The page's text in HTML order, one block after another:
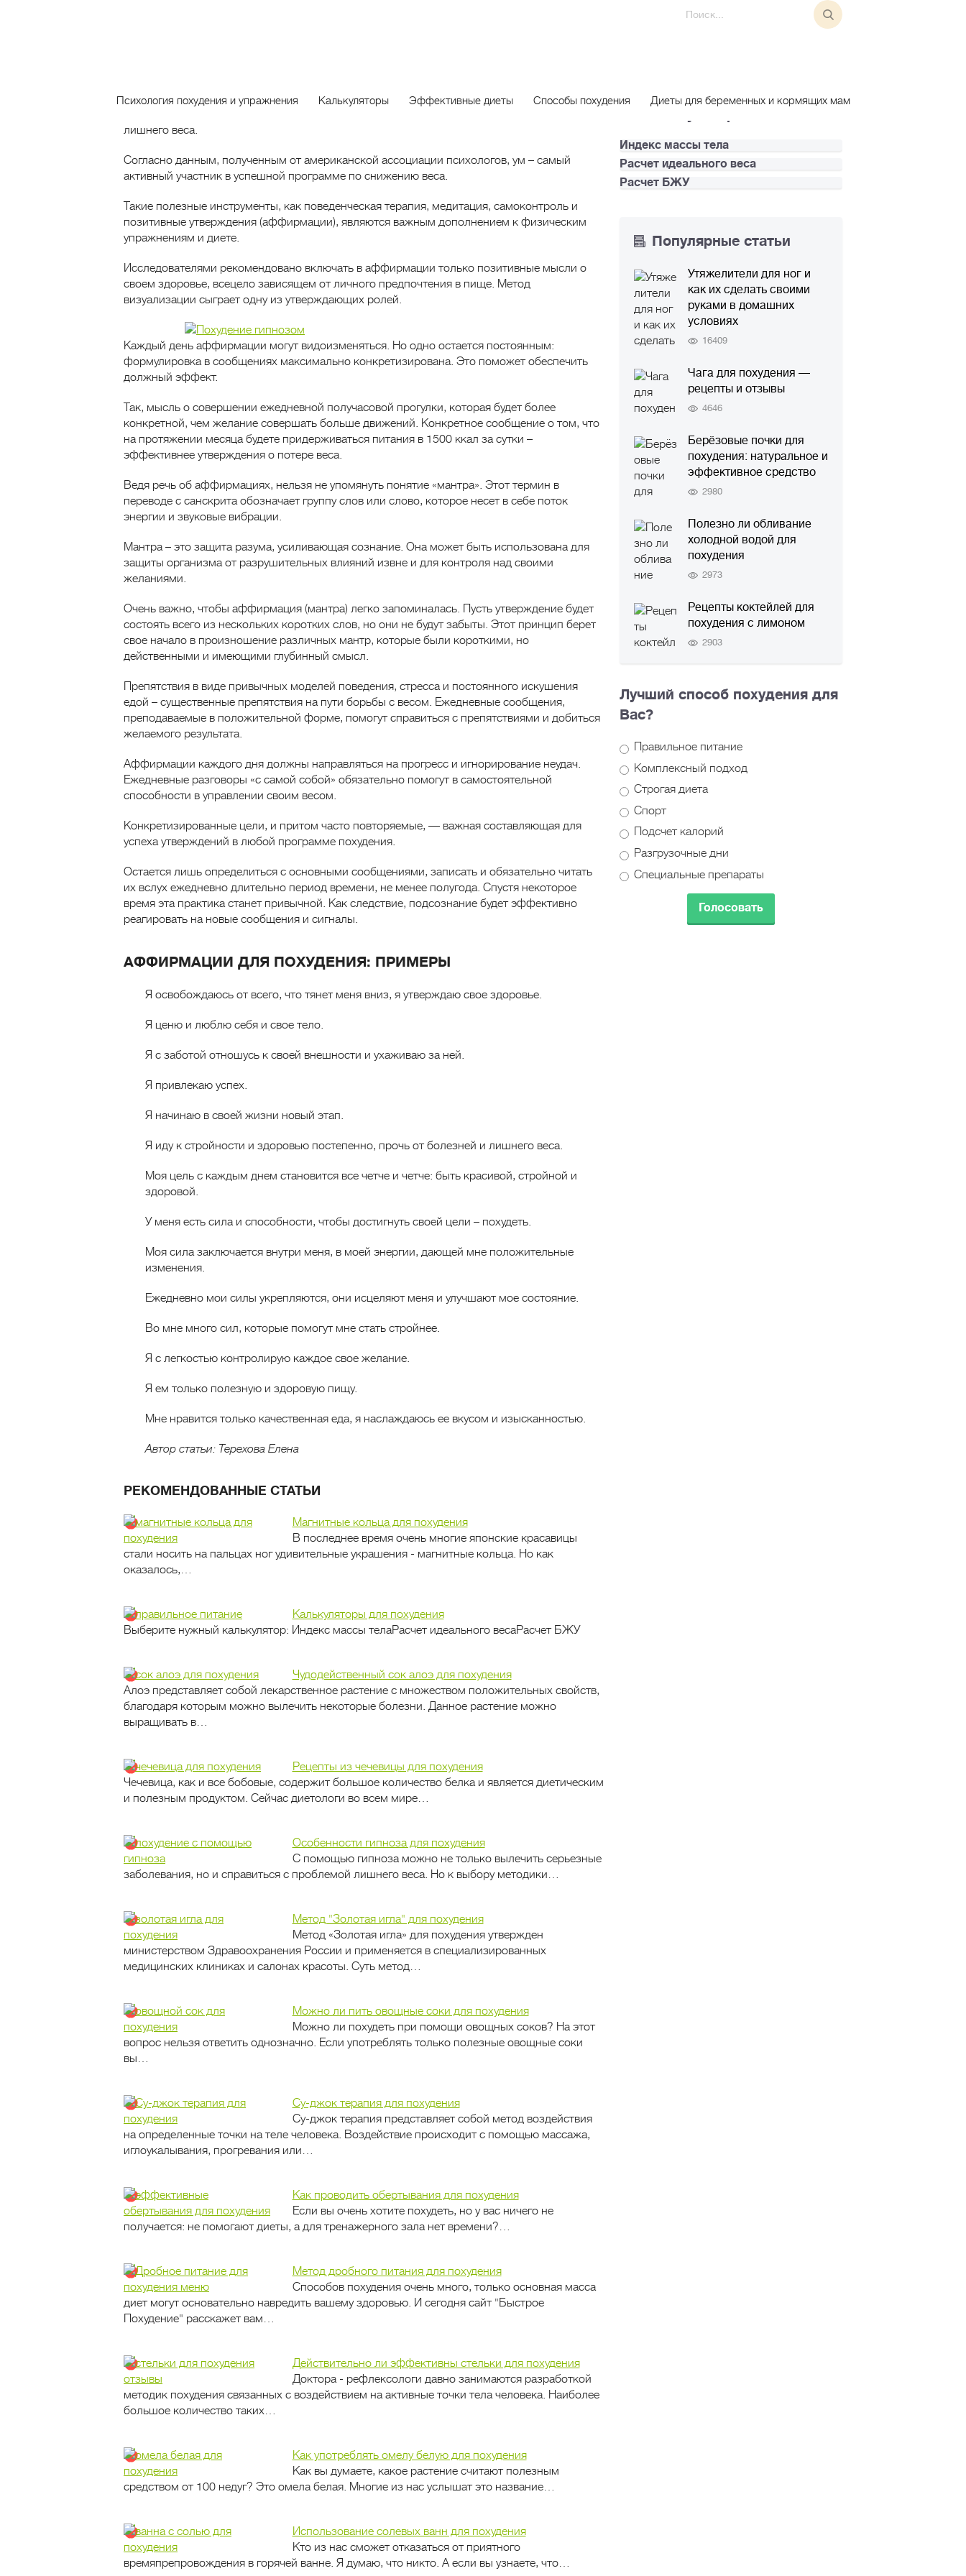
Психология похудения и упражнения Калькуляторы Эффективные диеты Способы похудения Диеты для беременных и кормящих мам
Для ускорения процесса похудения важна не только диета и физическая нагрузка, но и
лишнего веса.
Согласно данным, полученным от американской ассоциации психологов, ум – самый
активный участник в успешной программе по снижению веса.
Такие полезные инструменты, как поведенческая терапия, медитация, самоконтроль и
позитивные утверждения (аффирмации), являются важным дополнением к физическим
упражнениям и диете.
Исследователями рекомендовано включать в аффирмации только позитивные мысли о
своем здоровье, всецело зависящем от личного предпочтения в пище. Метод
визуализации сыграет одну из утверждающих ролей.
Каждый день аффирмации могут видоизменяться. Но одно остается постоянным:
формулировка в сообщениях максимально конкретизирована. Это поможет обеспечить
должный эффект.
Так, мысль о совершении ежедневной получасовой прогулки, которая будет более
конкретной, чем желание совершать больше движений. Конкретное сообщение о том, что
на протяжении месяца будете придерживаться питания в 1500 ккал за сутки –
эффективнее утверждения о потере веса.
Ведя речь об аффирмациях, нельзя не упомянуть понятие «мантра». Этот термин в
переводе с санскрита обозначает группу слов или слово, которое несет в себе поток
энергии и звуковые вибрации.
Мантра – это защита разума, усиливающая сознание. Она может быть использована для
защиты организма от разрушительных влияний извне и для контроля над своими
желаниями.
Очень важно, чтобы аффирмация (мантра) легко запоминалась. Пусть утверждение будет
состоять всего из нескольких коротких слов, но они не будут забыты. Этот принцип берет
свое начало в произношение различных мантр, которые были короткими, но
действенными и имеющими глубинный смысл.
Препятствия в виде привычных моделей поведения, стресса и постоянного искушения
едой – существенные препятствия на пути борьбы с весом. Ежедневные сообщения,
преподаваемые в положительной форме, помогут справиться с препятствиями и добиться
желаемого результата.
Аффирмации каждого дня должны направляться на прогресс и игнорирование неудач.
Ежедневные разговоры «с самой собой» обязательно помогут в самостоятельной
способности в управлении своим весом.
Конкретизированные цели, и притом часто повторяемые, — важная составляющая для
успеха утверждений в любой программе похудения.
Остается лишь определиться с основными сообщениями, записать и обязательно читать
их вслух ежедневно длительно период времени, не менее полугода. Спустя некоторое
время эта практика станет привычной. Как следствие, подсознание будет эффективно
реагировать на новые сообщения и сигналы.
АФФИРМАЦИИ ДЛЯ ПОХУДЕНИЯ: ПРИМЕРЫ
Я освобождаюсь от всего, что тянет меня вниз, я утверждаю свое здоровье.
Я ценю и люблю себя и свое тело.
Я с заботой отношусь к своей внешности и ухаживаю за ней.
Я привлекаю успех.
Я начинаю в своей жизни новый этап.
Я иду к стройности и здоровью постепенно, прочь от болезней и лишнего веса.
Моя цель с каждым днем становится все четче и четче: быть красивой, стройной и
здоровой.
У меня есть сила и способности, чтобы достигнуть своей цели – похудеть.
Моя сила заключается внутри меня, в моей энергии, дающей мне положительные
изменения.
Ежедневно мои силы укрепляются, они исцеляют меня и улучшают мое состояние.
Во мне много сил, которые помогут мне стать стройнее.
Я с легкостью контролирую каждое свое желание.
Я ем только полезную и здоровую пищу.
Мне нравится только качественная еда, я наслаждаюсь ее вкусом и изысканностью.
Автор статьи: Терехова Елена
РЕКОМЕНДОВАННЫЕ СТАТЬИ
Магнитные кольца для похудения
В последнее время очень многие японские красавицы
стали носить на пальцах ног удивительные украшения - магнитные кольца. Но как
оказалось,…
Калькуляторы для похудения
Выберите нужный калькулятор: Индекс массы телаРасчет идеального весаРасчет БЖУ
Чудодейственный сок алоэ для похудения
Алоэ представляет собой лекарственное растение с множеством положительных свойств,
благодаря которым можно вылечить некоторые болезни. Данное растение можно
выращивать в…
Рецепты из чечевицы для похудения
Чечевица, как и все бобовые, содержит большое количество белка и является диетическим
и полезным продуктом. Сейчас диетологи во всем мире…
Особенности гипноза для похудения
С помощью гипноза можно не только вылечить серьезные
заболевания, но и справиться с проблемой лишнего веса. Но к выбору методики…
Метод "Золотая игла" для похудения
Метод «Золотая игла» для похудения утвержден
министерством Здравоохранения России и применяется в специализированных
медицинских клиниках и салонах красоты. Суть метод…
Можно ли пить овощные соки для похудения
Можно ли похудеть при помощи овощных соков? На этот
вопрос нельзя ответить однозначно. Если употреблять только полезные овощные соки
вы…
Су-джок терапия для похудения
Су-джок терапия представляет собой метод воздействия
на определенные точки на теле человека. Воздействие происходит с помощью массажа,
иглоукалывания, прогревания или…
Как проводить обертывания для похудения
Если вы очень хотите похудеть, но у вас ничего не
получается: не помогают диеты, а для тренажерного зала нет времени?…
Метод дробного питания для похудения
Способов похудения очень много, только основная масса
диет могут основательно навредить вашему здоровью. И сегодня сайт "Быстрое
Похудение" расскажет вам…
Действительно ли эффективны стельки для похудения
Доктора - рефлексологи давно занимаются разработкой
методик похудения связанных с воздействием на активные точки тела человека. Наиболее
большое количество таких…
Как употреблять омелу белую для похудения
Как вы думаете, какое растение считают полезным
средством от 100 недуг? Это омела белая. Многие из нас услышат это название…
Использование солевых ванн для похудения
Кто из нас сможет отказаться от приятного
времяпрепровождения в горячей ванне. Я думаю, что никто. А если вы узнаете, что…
Индекс массы тела
Расчет идеального веса
Расчет БЖУ
Популярные статьи
Утяжелители для ног и
как их сделать своими
руками в домашних
условиях
16409
Чага для похудения —
рецепты и отзывы
4646
Берёзовые почки для
похудения: натуральное и
эффективное средство
2980
Полезно ли обливание
холодной водой для
похудения
2973
Рецепты коктейлей для
похудения с лимоном
2903
Лучший способ похудения для
Вас?
Правильное питание
Комплексный подход
Строгая диета
Спорт
Подсчет калорий
Разгрузочные дни
Специальные препараты